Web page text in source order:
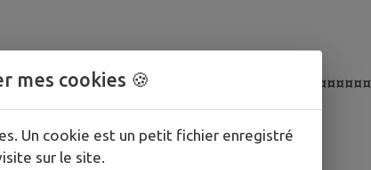
petite capacité.
mes cookies 🍪
Un cookie est un petit fichier enregistré
sur le site.